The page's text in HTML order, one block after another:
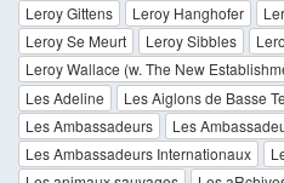
Leroy Gittens
Leroy Hanghofer
Leroy Se Meurt
Leroy Sibbles
Leroy Wallace (w. The New
Les Adeline
Les Aiglons de Basse
Les Ambassadeurs
Les
Les Ambassadeurs Internationaux